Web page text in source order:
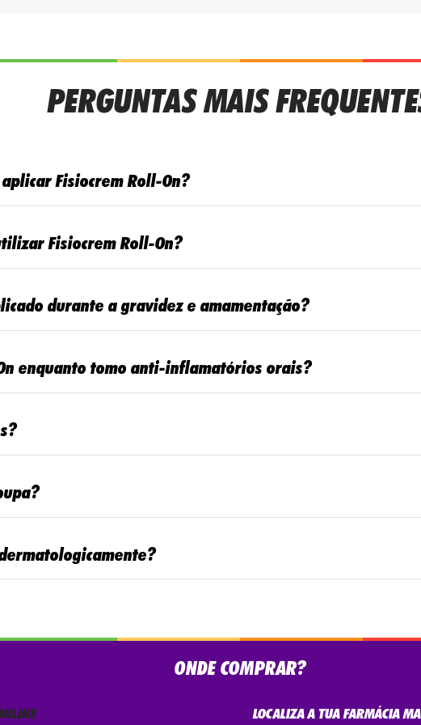
PERGUNTAS MAIS
Fisiocrem Roll-On?
Fisiocrem Roll-On?
durante a gravidez e amamentação?
enquanto tomo anti-inflamatórios orais?
ONDE COMPRAR?
LOCALIZA A TUA FARMÁCIA